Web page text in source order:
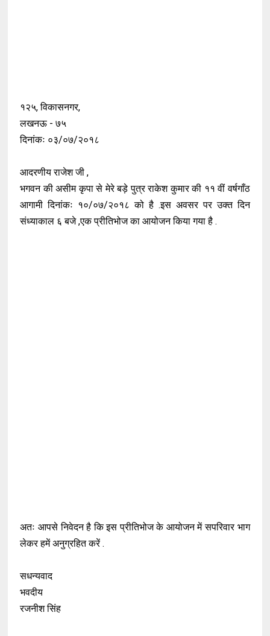
१२५, विकासनगर,
लखनऊ - ७५
दिनांकः ०३/०७/२०१८
आदरणीय राजेश जी ,
भगवन की असीम कृपा से मेरे बड़े पुत्र राकेश कुमार की ११ वीं वर्षगाँठ
आगामी दिनांकः १०/०७/२०१८ को है .इस अवसर पर उक्त दिन
संध्याकाल ६ बजे ,एक प्रीतिभोज का आयोजन किया गया है .
अतः आपसे निवेदन है कि इस प्रीतिभोज के आयोजन में सपरिवार भाग
लेकर हमें अनुग्रहित करें .
सधन्यवाद
भवदीय
रजनीश सिंह